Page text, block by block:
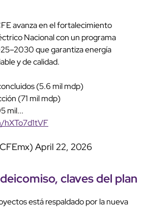
avanza en el fortalecimiento
Nacional con un programa
que garantiza energía
y de calidad.
(5.6 mil mdp)
(71 mil mdp)
mil...
April 22, 2026
claves del plan
está respaldado por la nueva